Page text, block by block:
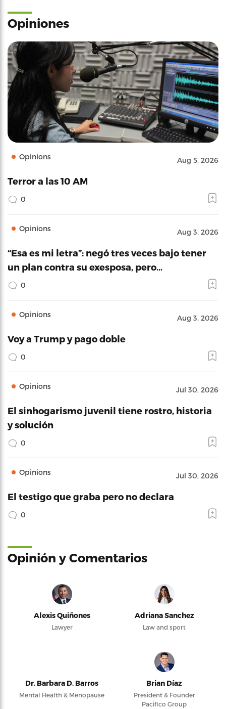
Opiniones
Opinions Aug 5, 2026
Terror a las 10 AM
0
Opinions Aug 3, 2026
“Esa es mi letra”: negó tres veces bajo tener
un plan contra su exesposa, pero…
0
Opinions Aug 3, 2026
Voy a Trump y pago doble
0
Opinions Jul 30, 2026
El sinhogarismo juvenil tiene rostro, historia
y solución
0
Opinions Jul 30, 2026
El testigo que graba pero no declara
0
Opinión y Comentarios
Alexis Quiñones
Lawyer
Adriana Sanchez
Law and sport
Dr. Barbara D. Barros
Mental Health & Menopause
Brian Díaz
President & Founder
Pacifico Group